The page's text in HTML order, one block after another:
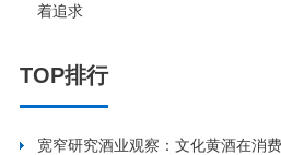
着追求
TOP排行
宽窄研究酒业观察：文化黄酒在消